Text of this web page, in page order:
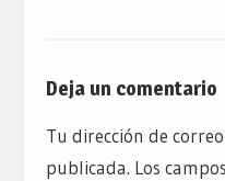
Deja un comentario
Tu dirección de
publicada. Los